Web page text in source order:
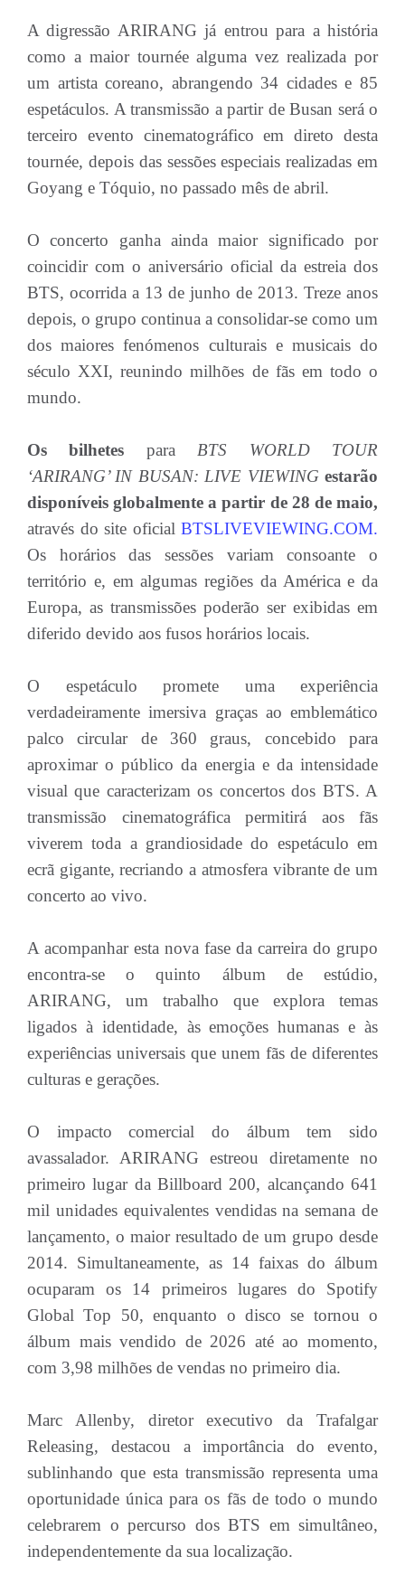
A digressão ARIRANG já entrou para a história
como a maior tournée alguma vez realizada por
um artista coreano, abrangendo 34 cidades e 85
espetáculos. A transmissão a partir de Busan será o
terceiro evento cinematográfico em direto desta
tournée, depois das sessões especiais realizadas em
Goyang e Tóquio, no passado mês de abril.
O concerto ganha ainda maior significado por
coincidir com o aniversário oficial da estreia dos
BTS, ocorrida a 13 de junho de 2013. Treze anos
depois, o grupo continua a consolidar-se como um
dos maiores fenómenos culturais e musicais do
século XXI, reunindo milhões de fãs em todo o
mundo.
Os bilhetes para BTS WORLD TOUR
‘ARIRANG’ IN BUSAN: LIVE VIEWINGestarão
disponíveis globalmente a partir de 28 de maio,
através do site oficial BTSLIVEVIEWING.COM.
Os horários das sessões variam consoante o
território e, em algumas regiões da América e da
Europa, as transmissões poderão ser exibidas em
diferido devido aos fusos horários locais.
O espetáculo promete uma experiência
verdadeiramente imersiva graças ao emblemático
palco circular de 360 graus, concebido para
aproximar o público da energia e da intensidade
visual que caracterizam os concertos dos BTS. A
transmissão cinematográfica permitirá aos fãs
viverem toda a grandiosidade do espetáculo em
ecrã gigante, recriando a atmosfera vibrante de um
concerto ao vivo.
A acompanhar esta nova fase da carreira do grupo
encontra-se o quinto álbum de estúdio,
ARIRANG, um trabalho que explora temas
ligados à identidade, às emoções humanas e às
experiências universais que unem fãs de diferentes
culturas e gerações.
O impacto comercial do álbum tem sido
avassalador. ARIRANG estreou diretamente no
primeiro lugar da Billboard 200, alcançando 641
mil unidades equivalentes vendidas na semana de
lançamento, o maior resultado de um grupo desde
2014. Simultaneamente, as 14 faixas do álbum
ocuparam os 14 primeiros lugares do Spotify
Global Top 50, enquanto o disco se tornou o
álbum mais vendido de 2026 até ao momento,
com 3,98 milhões de vendas no primeiro dia.
Marc Allenby, diretor executivo da Trafalgar
Releasing, destacou a importância do evento,
sublinhando que esta transmissão representa uma
oportunidade única para os fãs de todo o mundo
celebrarem o percurso dos BTS em simultâneo,
independentemente da sua localização.